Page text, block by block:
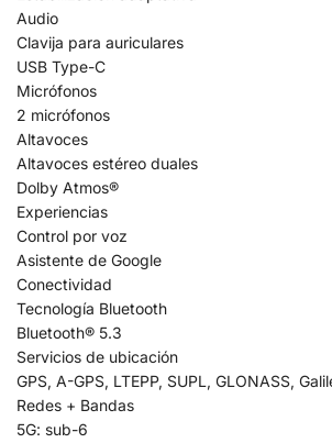
Audio
Clavija para auriculares
USB Type-C
Micrófonos
2 micrófonos
Altavoces
Altavoces estéreo duales
Dolby Atmos®
Experiencias
Control por voz
Asistente de Google
Conectividad
Tecnología Bluetooth
Bluetooth® 5.3
Servicios de ubicación
GPS, A-GPS, LTEPP, SUPL, GLONASS,
Redes + Bandas
5G: sub-6